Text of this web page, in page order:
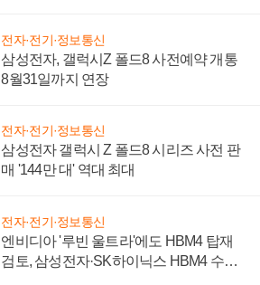
전자·전기·정보통신
삼성전자, 갤럭시Z 폴드8 사전예약 개통
8월31일까지 연장
전자·전기·정보통신
삼성전자 갤럭시 Z 폴드8 시리즈 사전 판
매 '144만 대' 역대 최대
전자·전기·정보통신
엔비디아 '루빈 울트라'에도 HBM4 탑재
검토, 삼성전자·SK하이닉스 HBM4 수율